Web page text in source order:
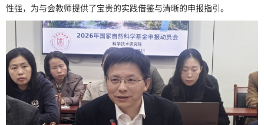
性强，为与会教师提供了宝贵的实践借鉴与清晰的申报指引。